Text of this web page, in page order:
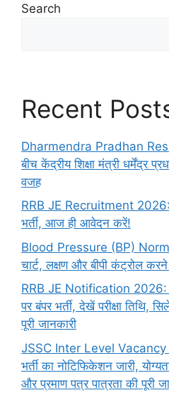
Search
Recent
Dharmendra Pradhan
बीच केंद्रीय शिक्षा मंत्री धर्मेंद्र
वजह
RRB JE Recruitment 2026:
भर्ती, आज ही आवेदन करें!
Blood Pressure (BP)
चार्ट, लक्षण और बीपी कंट्रोल
RRB JE Notification 2026:
पर बंपर भर्ती, देखें परीक्षा तिथि,
पूरी जानकारी
JSSC Inter Level Vacancy
भर्ती का नोटिफिकेशन जारी,
और प्रमाण पत्र पात्रता की पूरी